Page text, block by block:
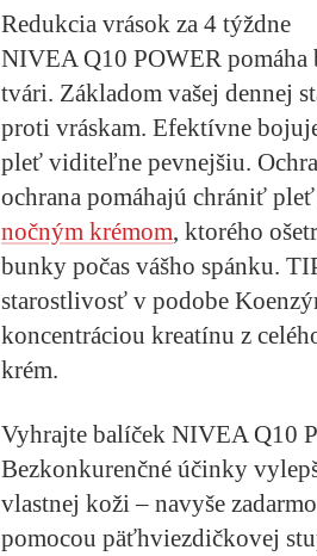
Redukcia vrások za 4 týždne
NIVEA Q10 POWER
tvári. Základom vašej dennej
proti vráskam. Efektívne
pleť viditeľne pevnejšiu.
ochrana pomáhajú chrániť
nočným krémom, ktorého
bunky počas vášho spánku.
starostlivosť v podobe
koncentráciou kreatínu z
krém.
Vyhrajte balíček NIVEA Q10
Bezkonkurenčné účinky
vlastnej koži – navyše
pomocou päťhviezdičkovej